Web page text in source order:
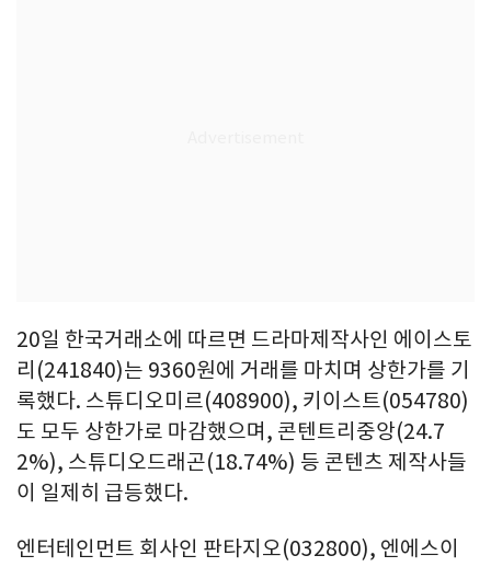
20일 한국거래소에 따르면 드라마제작사인 에이스토
리(241840)는 9360원에 거래를 마치며 상한가를 기
록했다. 스튜디오미르(408900), 키이스트(054780)
도 모두 상한가로 마감했으며, 콘텐트리중앙(24.7
2%), 스튜디오드래곤(18.74%) 등 콘텐츠 제작사들
이 일제히 급등했다.
엔터테인먼트 회사인 판타지오(032800), 엔에스이